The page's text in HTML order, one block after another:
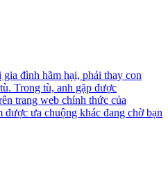
đình hãm hại, phải thay con
Trong tù, anh gặp được
trang web chính thức của
ưa chuộng khác đang chờ bạn